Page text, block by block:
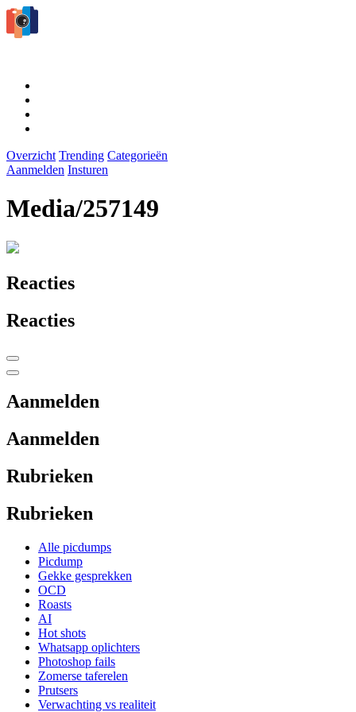
Overzicht Trending Categorieën
Aanmelden Insturen
Media/257149
Reacties
Reacties
Aanmelden
Aanmelden
Rubrieken
Rubrieken
Alle picdumps
Picdump
Gekke gesprekken
OCD
Roasts
AI
Hot shots
Whatsapp oplichters
Photoshop fails
Zomerse taferelen
Prutsers
Verwachting vs realiteit